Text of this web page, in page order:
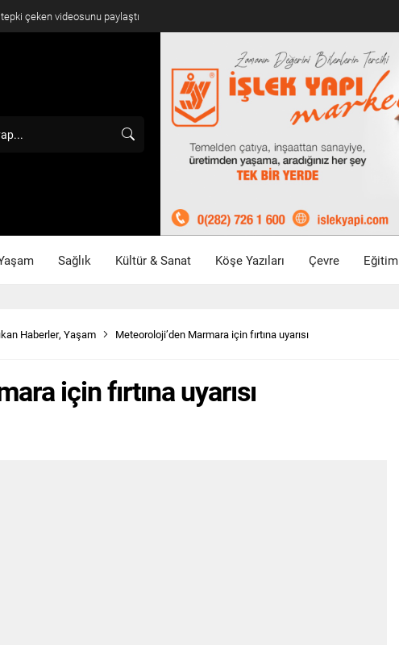
tepki çeken videosunu paylaştı
Sağlık Kültür & Sanat Köşe Yazıları Çevre Eğitim
Haberler, Yaşam Meteoroloji’den Marmara için fırtına uyarısı
için fırtına uyarısı